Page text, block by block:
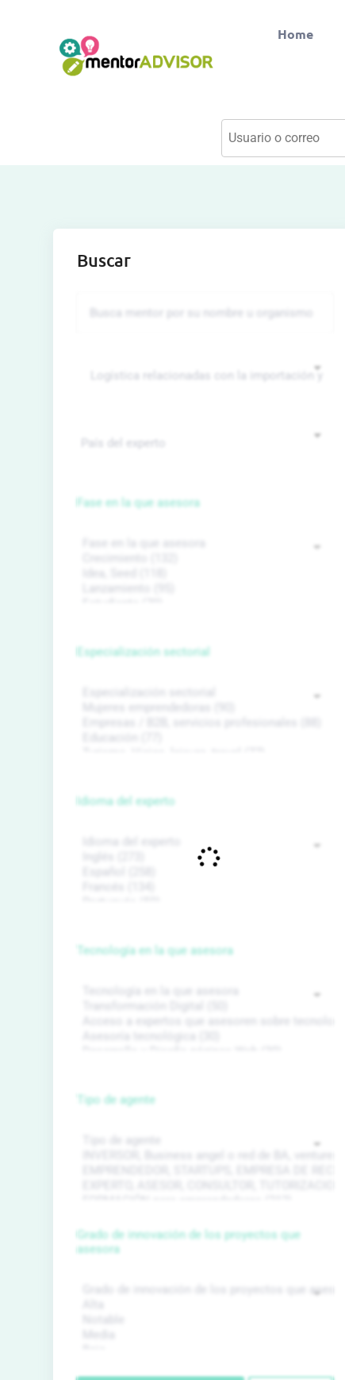
Home
Buscar
Fase en la que asesora
Especialización sectorial
Idioma del experto
Tecnología en la que asesora
Tipo de agente
Grado de innovación de los proyectos que
asesora